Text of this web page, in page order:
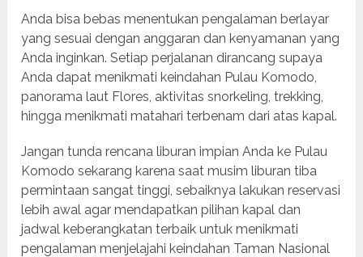
Anda bisa bebas menentukan pengalaman berlayar
yang sesuai dengan anggaran dan kenyamanan yang
Anda inginkan. Setiap perjalanan dirancang supaya
Anda dapat menikmati keindahan Pulau Komodo,
panorama laut Flores, aktivitas snorkeling, trekking,
hingga menikmati matahari terbenam dari atas kapal.
Jangan tunda rencana liburan impian Anda ke Pulau
Komodo sekarang karena saat musim liburan tiba
permintaan sangat tinggi, sebaiknya lakukan reservasi
lebih awal agar mendapatkan pilihan kapal dan
jadwal keberangkatan terbaik untuk menikmati
pengalaman menjelajahi keindahan Taman Nasional